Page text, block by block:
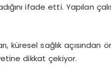
ifade etti. Yapılan
küresel sağlık
dikkat çekiyor.